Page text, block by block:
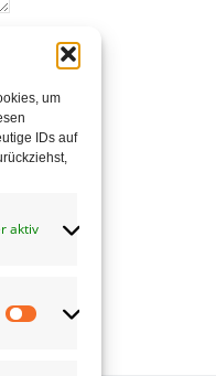
um
IDs auf
aktiv
Statistiken